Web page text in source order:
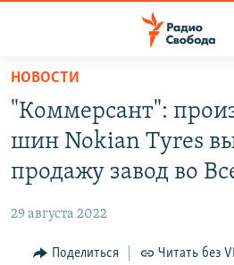
упрощенного
доступа
Вернуться
основному
Вернутся
ПРОГРАММЫ
ПОДКАСТЫ
АВТОРСКИЕ ПРОЕКТЫ
МНЕНИЯ
КУЛЬТУРА
НОВОСТИ
"Коммерсант":
шин Nokian Tyres
продажу завод во
29 августа 2022
Поделиться Читать без